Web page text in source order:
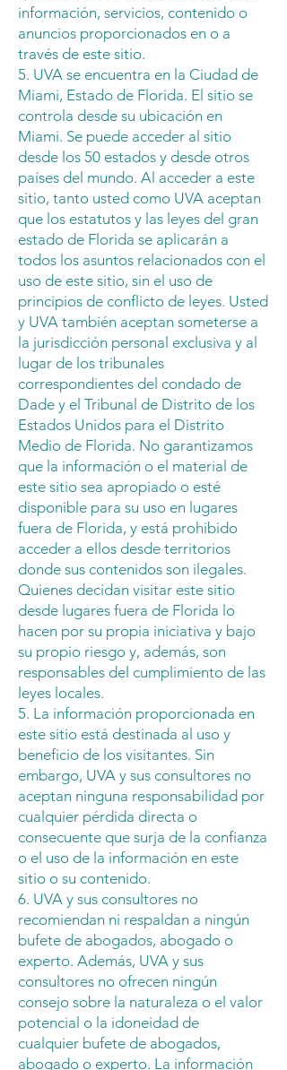
información, servicios, contenido o
anuncios proporcionados en o a
través de este sitio.
5. UVA se encuentra en la Ciudad de
Miami, Estado de Florida. El sitio se
controla desde su ubicación en
Miami. Se puede acceder al sitio
desde los 50 estados y desde otros
países del mundo. Al acceder a este
sitio, tanto usted como UVA aceptan
que los estatutos y las leyes del gran
estado de Florida se aplicarán a
todos los asuntos relacionados con el
uso de este sitio, sin el uso de
principios de conflicto de leyes. Usted
y UVA también aceptan someterse a
la jurisdicción personal exclusiva y al
lugar de los tribunales
correspondientes del condado de
Dade y el Tribunal de Distrito de los
Estados Unidos para el Distrito
Medio de Florida. No garantizamos
que la información o el material de
este sitio sea apropiado o esté
disponible para su uso en lugares
fuera de Florida, y está prohibido
acceder a ellos desde territorios
donde sus contenidos son ilegales.
Quienes decidan visitar este sitio
desde lugares fuera de Florida lo
hacen por su propia iniciativa y bajo
su propio riesgo y, además, son
responsables del cumplimiento de las
leyes locales.
5. La información proporcionada en
este sitio está destinada al uso y
beneficio de los visitantes. Sin
embargo, UVA y sus consultores no
aceptan ninguna responsabilidad por
cualquier pérdida directa o
consecuente que surja de la confianza
o el uso de la información en este
sitio o su contenido.
6. UVA y sus consultores no
recomiendan ni respaldan a ningún
bufete de abogados, abogado o
experto. Además, UVA y sus
consultores no ofrecen ningún
consejo sobre la naturaleza o el valor
potencial o la idoneidad de
cualquier bufete de abogados,
abogado o experto. La información